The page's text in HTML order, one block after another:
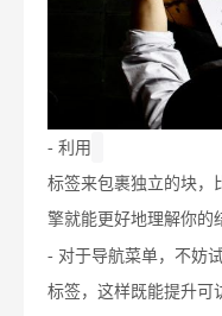
- 利用
标签来包裹独立的块，
擎就能更好地理解你的
- 对于导航菜单，不妨
标签，这样既能提升可